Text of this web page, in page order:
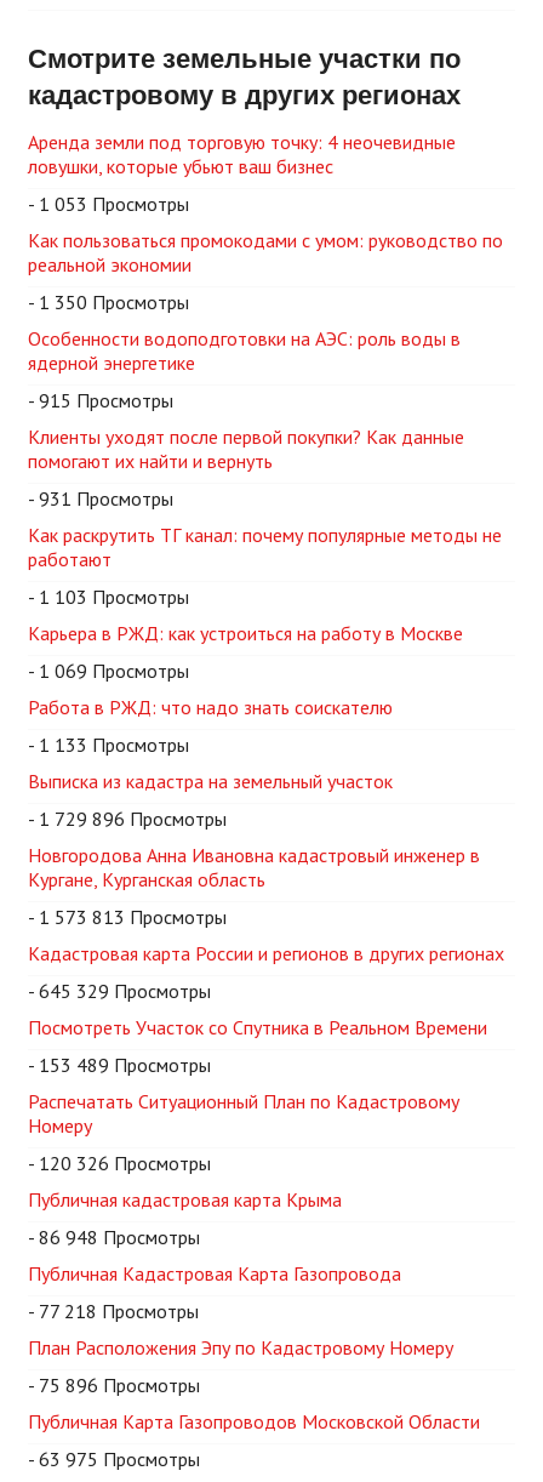
Смотрите земельные участки по
кадастровому в других регионах
Аренда земли под торговую точку: 4 неочевидные
ловушки, которые убьют ваш бизнес
- 1 053 Просмотры
Как пользоваться промокодами с умом: руководство по
реальной экономии
- 1 350 Просмотры
Особенности водоподготовки на АЭС: роль воды в
ядерной энергетике
- 915 Просмотры
Клиенты уходят после первой покупки? Как данные
помогают их найти и вернуть
- 931 Просмотры
Как раскрутить ТГ канал: почему популярные методы не
работают
- 1 103 Просмотры
Карьера в РЖД: как устроиться на работу в Москве
- 1 069 Просмотры
Работа в РЖД: что надо знать соискателю
- 1 133 Просмотры
Выписка из кадастра на земельный участок
- 1 729 896 Просмотры
Новгородова Анна Ивановна кадастровый инженер в
Кургане, Курганская область
- 1 573 813 Просмотры
Кадастровая карта России и регионов в других регионах
- 645 329 Просмотры
Посмотреть Участок со Спутника в Реальном Времени
- 153 489 Просмотры
Распечатать Ситуационный План по Кадастровому
Номеру
- 120 326 Просмотры
Публичная кадастровая карта Крыма
- 86 948 Просмотры
Публичная Кадастровая Карта Газопровода
- 77 218 Просмотры
План Расположения Эпу по Кадастровому Номеру
- 75 896 Просмотры
Публичная Карта Газопроводов Московской Области
- 63 975 Просмотры